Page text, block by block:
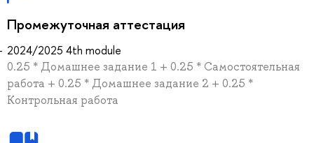
Промежуточная аттестация
2024/2025 4th module
0.25 * Домашнее задание 1 + 0.25 * Самостоятельная
работа + 0.25 * Домашнее задание 2 + 0.25 *
Контрольная работа